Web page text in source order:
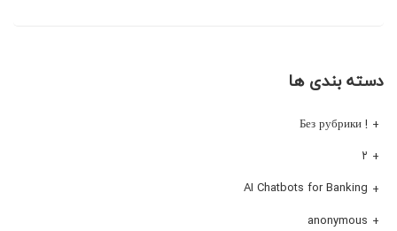
دسته بندی ها
! Без рубрики
۲
AI Chatbots for Banking
anonymous